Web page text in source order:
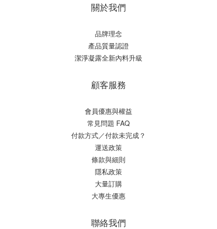
關於我們
品牌理念
產品質量認證
潔淨凝露全新內料升級
顧客服務
會員優惠與權益
常見問題 FAQ
付款方式／付款未完成？
運送政策
條款與細則
隱私政策
大量訂購
大專生優惠
聯絡我們